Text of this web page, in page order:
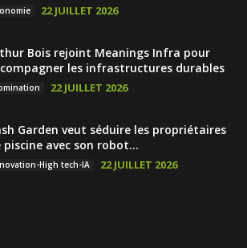
22 JUILLET 2026
Bois rejoint Meanings Infra pour
les infrastructures durables
22 JUILLET 2026
Garden veut séduire les propriétaires
piscine avec son robot...
High tech-IA 22 JUILLET 2026